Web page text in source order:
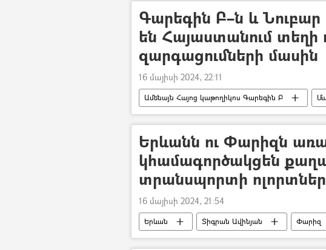
Գարեգին Բ–ն և Նուբար
են Հայաստանում տեղի
զարգացումների մասին
16 մայիսի 2024, 22:11
Ամենայն Հայոց կաթողիկոս Գարեգին Բ
Երևանն ու Փարիզն
կհամագործակցեն
տրանսպորտի
16 մայիսի 2024, 21:54
Երևան Տիգրան Ավինյան Փարիզ